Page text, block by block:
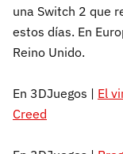
una Switch 2 que
estos días. En
Reino Unido.
En 3DJuegos | El
Creed